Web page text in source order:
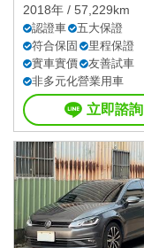
2018年 / 57,229km
認證車
五大保證
符合保固
里程保證
實車實價
友善試車
非多元化營業用車
立即諮詢